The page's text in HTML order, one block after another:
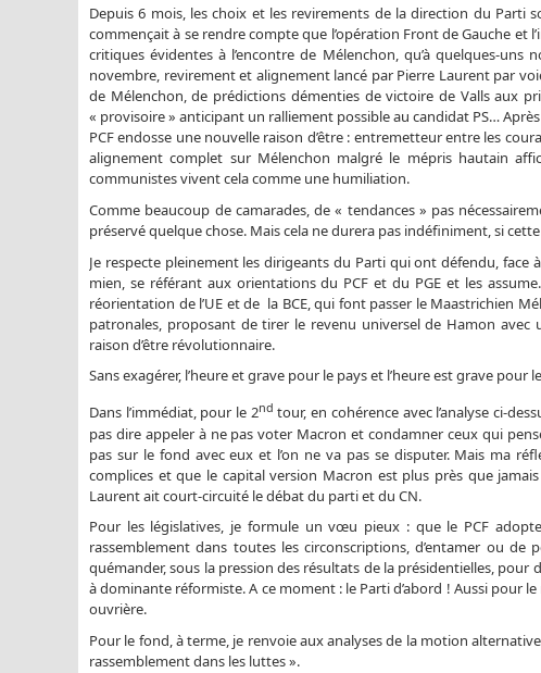
Depuis 6 mois, les choix et les revirements de la direction du Parti
commençait à se rendre compte que l’opération Front de Gauche et
critiques évidentes à l’encontre de Mélenchon, qu’à quelques-
novembre, revirement et alignement lancé par Pierre Laurent par
de Mélenchon, de prédictions démenties de victoire de Valls aux
« provisoire » anticipant un ralliement possible au candidat PS…
PCF endosse une nouvelle raison d’être : entremetteur entre les
alignement complet sur Mélenchon malgré le mépris hautain
communistes vivent cela comme une humiliation.
Comme beaucoup de camarades, de « tendances » pas
préservé quelque chose. Mais cela ne durera pas indéfiniment, si
Je respecte pleinement les dirigeants du Parti qui ont défendu,
mien, se référant aux orientations du PCF et du PGE et les
réorientation de l’UE et de la BCE, qui font passer le Maastrichien
patronales, proposant de tirer le revenu universel de Hamon
raison d’être révolutionnaire.
Sans exagérer, l’heure et grave pour le pays et l’heure est grave pour
Dans l’immédiat, pour le 2nd tour, en cohérence avec l’analyse ci-
pas dire appeler à ne pas voter Macron et condamner ceux qui
pas sur le fond avec eux et l’on ne va pas se disputer. Mais ma
complices et que le capital version Macron est plus près que
Laurent ait court-circuité le débat du parti et du CN.
Pour les législatives, je formule un vœu pieux : que le PCF
rassemblement dans toutes les circonscriptions, d’entamer ou
quémander, sous la pression des résultats de la présidentielles,
à dominante réformiste. A ce moment : le Parti d’abord ! Aussi pour
ouvrière.
Pour le fond, à terme, je renvoie aux analyses de la motion
rassemblement dans les luttes ».